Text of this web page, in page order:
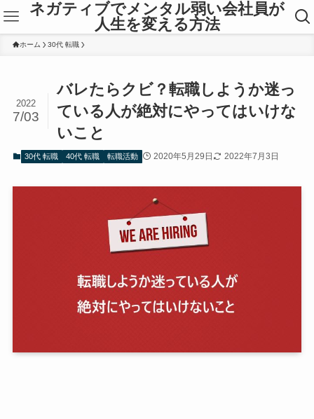
ネガティブでメンタル弱い会社員が
人生を変える方法
ホーム 30代 転職
バレたらクビ？転職しようか迷っ
ている人が絶対にやってはいけな
いこと
2022
7/03
30代 転職 40代 転職 転職活動 2020年5月29日 2022年7月3日